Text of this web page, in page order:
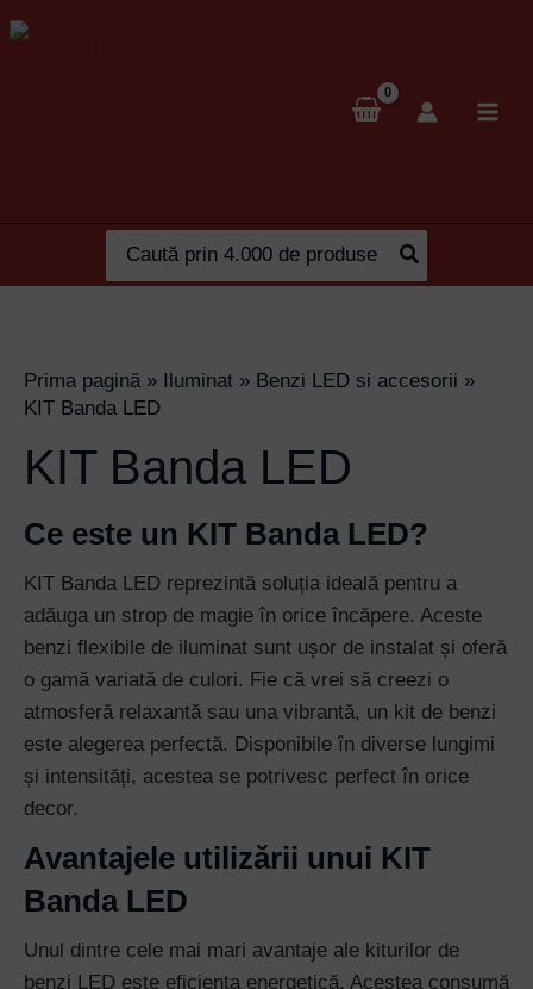
Skip
to
for:
Prima pagină» Iluminat » Benzi LED si accesorii »
KIT Banda LED
KIT Banda LED
Ce este un KIT Banda LED?
KIT Banda LED reprezintă soluția ideală pentru a
adăuga un strop de magie în orice încăpere. Aceste
benzi flexibile de iluminat sunt ușor de instalat și oferă
o gamă variată de culori. Fie că vrei să creezi o
atmosferă relaxantă sau una vibrantă, un kit de benzi
este alegerea perfectă. Disponibile în diverse lungimi
și intensități, acestea se potrivesc perfect în orice
decor.
Avantajele utilizării unui KIT
Banda LED
Unul dintre cele mai mari avantaje ale kiturilor de
benzi LED este eficiența energetică. Acestea consumă